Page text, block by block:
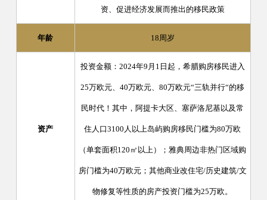
资、促进经济发展而推出的移民政策
年龄 18周岁
资产
投资金额：2024年9月1日起，希腊购房移民进入
25万欧元、40万欧元、80万欧元“三轨并行“的移
民时代！其中，阿提卡大区、塞萨洛尼基以及常
住人口3100人以上岛屿购房移民门槛为80万欧
（单套面积120㎡以上）；雅典周边非热门区域购
房门槛为40万欧元；其他商业改住宅/历史建筑/文
物修复等性质的房产投资门槛为25万欧。